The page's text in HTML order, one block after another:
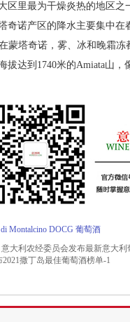
里最为干燥炎热的地区之
奇诺产区的降水主要集中
蒙塔奇诺，雾、冰和晚霜
拔达到1740米的Amiata山
Montalcino DOCG 葡萄酒
大利农经委员会发布最新意大利
2021撒丁岛最佳葡萄酒榜单-1